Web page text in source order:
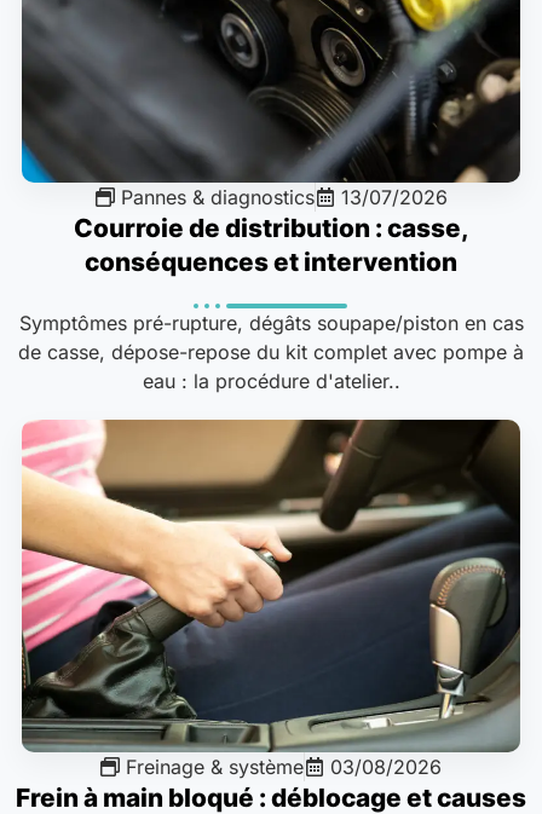
Pannes & diagnostics 13/07/2026
Courroie de distribution : casse,
conséquences et intervention
Symptômes pré-rupture, dégâts soupape/piston en cas
de casse, dépose-repose du kit complet avec pompe à
eau : la procédure d'atelier..
Freinage & système 03/08/2026
Frein à main bloqué : déblocage et causes